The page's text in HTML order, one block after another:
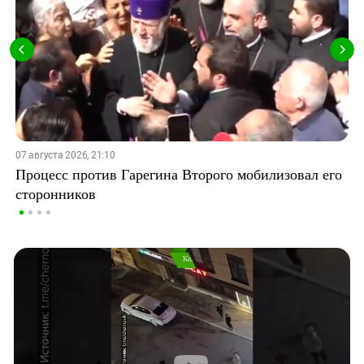
07 августа 2026, 21:10
Процесс против Гарегина Второго мобилизовал его
сторонников